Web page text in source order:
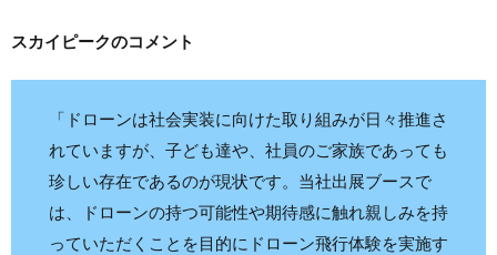
スカイピークのコメント
「ドローンは社会実装に向けた取り組みが日々推進さ
れていますが、子ども達や、社員のご家族であっても
珍しい存在であるのが現状です。当社出展ブースで
は、ドローンの持つ可能性や期待感に触れ親しみを持
っていただくことを目的にドローン飛行体験を実施す